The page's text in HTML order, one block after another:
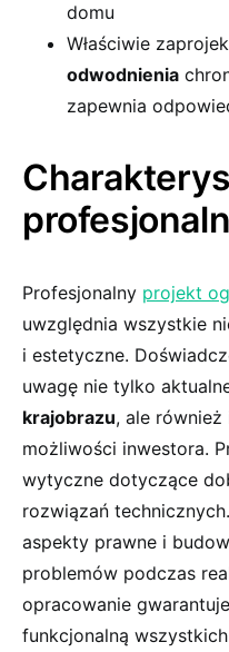
domu
Właściwie
odwodnienia
zapewnia
Profesjonalny projekt
uwzględnia wszystkie
i estetyczne.
uwagę nie tylko
krajobrazu, ale
możliwości inwestora.
wytyczne dotyczące
rozwiązań
aspekty prawne i
problemów podczas
opracowanie
funkcjonalną